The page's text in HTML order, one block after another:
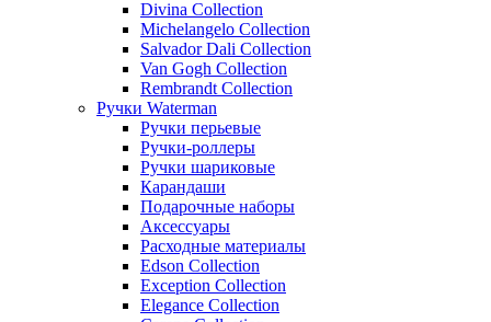
Divina Collection
Michelangelo Collection
Salvador Dali Collection
Van Gogh Collection
Rembrandt Collection
Ручки Waterman
Ручки перьевые
Ручки-роллеры
Ручки шариковые
Карандаши
Подарочные наборы
Аксессуары
Расходные материалы
Edson Collection
Exception Collection
Elegance Collection